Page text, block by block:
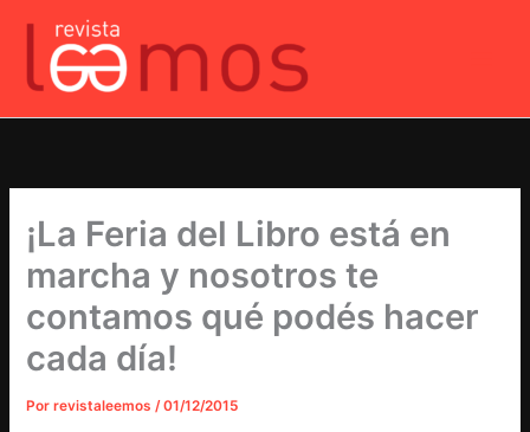
contenido
¡La Feria del Libro está en
marcha y nosotros te
contamos qué podés hacer
cada día!
Porrevistaleemos/01/12/2015